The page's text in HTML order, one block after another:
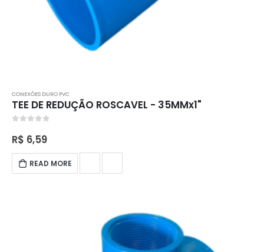
CONEXÕES DURO PVC
TEE DE REDUÇÃO ROSCAVEL - 35MMx1"
R$ 6,59
READ MORE